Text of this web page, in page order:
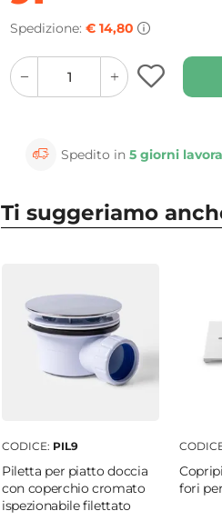
⚲ Clicca per
Spedizione: € 14,80
quantity
button
quantity
minus
button
Spedito in5 giorni
Ti suggeriamo
CODICE: PIL9
Piletta per piatto doccia
con coperchio cromato
ispezionabile filettato
fori